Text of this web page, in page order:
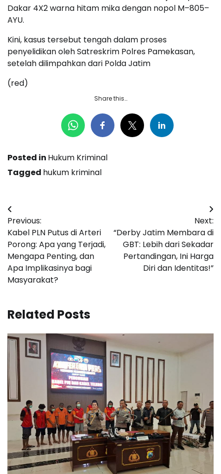
Dakar 4X2 warna hitam mika dengan nopol M–805–
AYU.
Kini, kasus tersebut tengah dalam proses
penyelidikan oleh Satreskrim Polres Pamekasan,
setelah dilimpahkan dari Polda Jatim
(red)
Share this…
Posted in Hukum Kriminal
Tagged hukum kriminal
Navigasi
pos
Previous:
Kabel PLN Putus di Arteri
Porong: Apa yang Terjadi,
Mengapa Penting, dan
Apa Implikasinya bagi
Masyarakat?
Next:
“Derby Jatim Membara di
GBT: Lebih dari Sekadar
Pertandingan, Ini Harga
Diri dan Identitas!”
Related Posts